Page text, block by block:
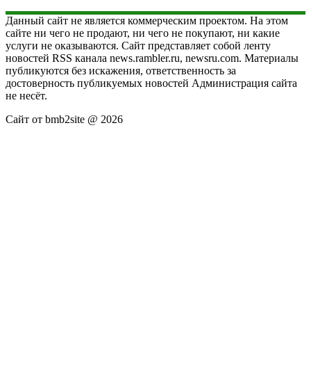
Данный сайт не является коммерческим проектом. На этом
сайте ни чего не продают, ни чего не покупают, ни какие
услуги не оказываются. Сайт представляет собой ленту
новостей RSS канала news.rambler.ru, newsru.com. Материалы
публикуются без искажения, ответственность за
достоверность публикуемых новостей Администрация сайта
не несёт.
Сайт от bmb2site @ 2026